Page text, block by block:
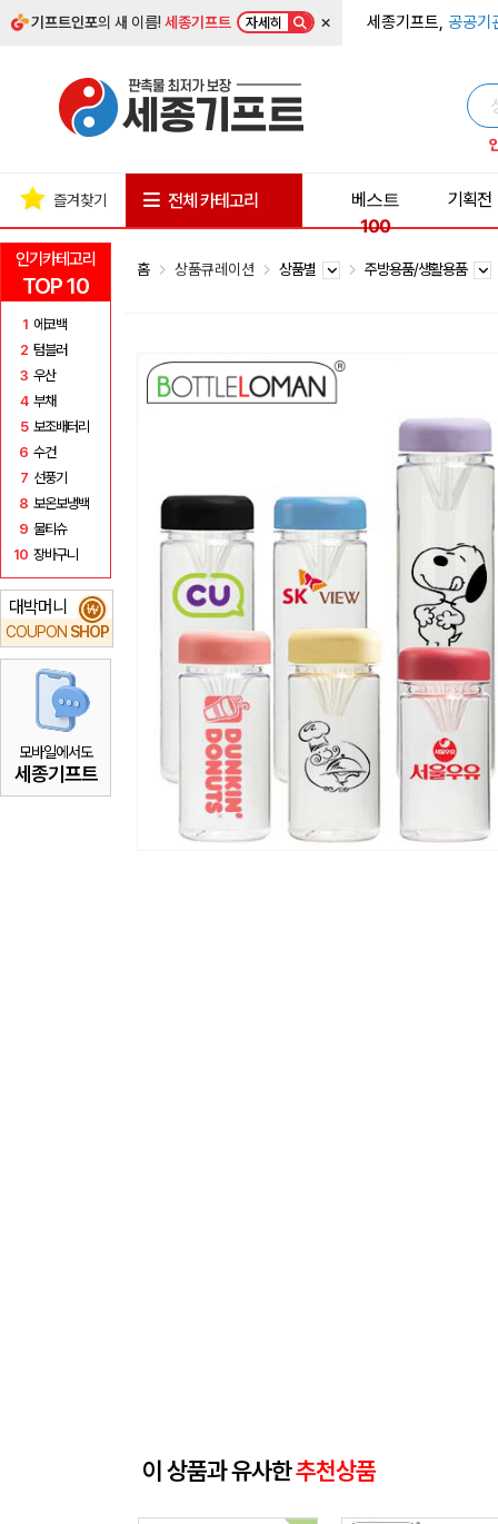
기프트인포의 새 이름!세종기프트 자세히 × 세종기프트, 공공기
인기카테고리
TOP 10
1 에코백
2 텀블러
3 우산
4 부채
5 보조배터리
6 수건
7 선풍기
8 보온보냉백
9 물티슈
10 장바구니
대박머니
COUPON SHOP
₩
모바일에서도
세종기프트
즐겨찾기 전체 카테고리
베스트
100
기획전
홈 상품큐레이션 상품별 주방용품/생활용품
이 상품과 유사한추천상품